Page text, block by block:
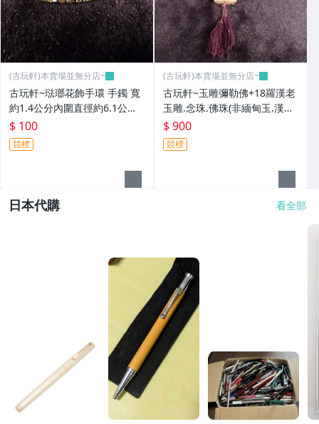
(古玩軒)本賣場並無分店~
古玩軒~琺瑯花飾手環 手鐲 寬
約1.4公分內圍直徑約6.1公分
(非緬甸玉.翡翠.藍寶)GGG99
$ 100
競標
(古玩軒)本賣場並無分店~
古玩軒~玉雕彌勒佛+18羅漢老
玉雕.念珠.佛珠(非緬甸玉.漢白
玉.雞血石.紫羅藍.舒俱萊.綠松
石.澎湖文石)GGG98
$ 900
競標
日本代購 看全部